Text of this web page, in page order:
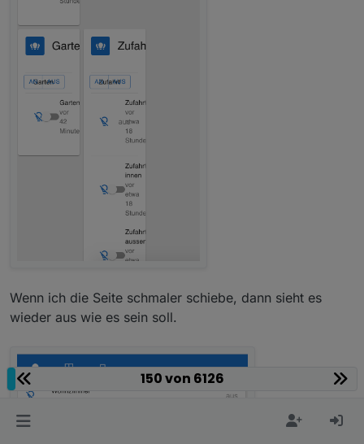
Wenn ich die Seite schmaler schiebe, dann sieht es
wieder aus wie es sein soll.
150 von 6126